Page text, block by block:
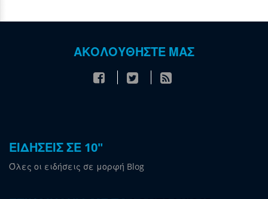
ΑΚΟΛΟΥΘΗΣΤΕ ΜΑΣ
ΕΙΔΗΣΕΙΣ ΣΕ 10"
Όλες οι ειδήσεις σε μορφή Blog